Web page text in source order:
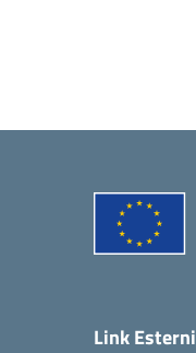
Link Esterni